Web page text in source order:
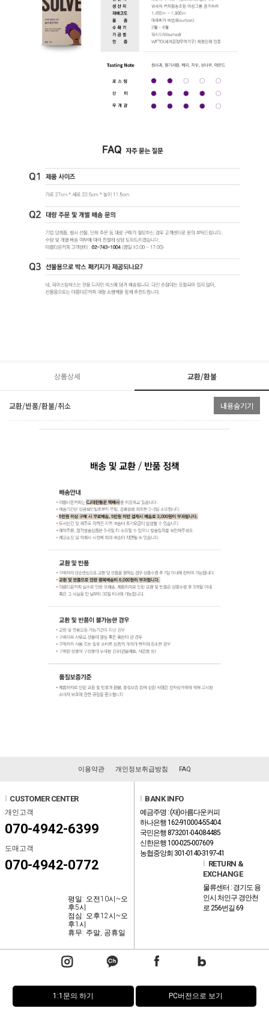
상품상세 교환/환불
교환/반품/환불/취소 내용숨기기
이용약관 개인정보취급방침 FAQ
CUSTOMER CENTER
개인고객
070-4942-6399
도매고객
070-4942-0772
평일: 오전10시~오
후5시
점심: 오후12시~오
후1시
휴무: 주말, 공휴일
BANK INFO
예금주명 : (재)아름다운커피
하나은행 162-910004-55404
국민은행 873201-04-084485
신한은행 100-025-007609
농협중앙회 301-0140-3197-41
RETURN &
EXCHANGE
물류센터 : 경기도 용
인시 처인구 경안천
로 256번길 69
1:1문의 하기 PC버전으로 보기